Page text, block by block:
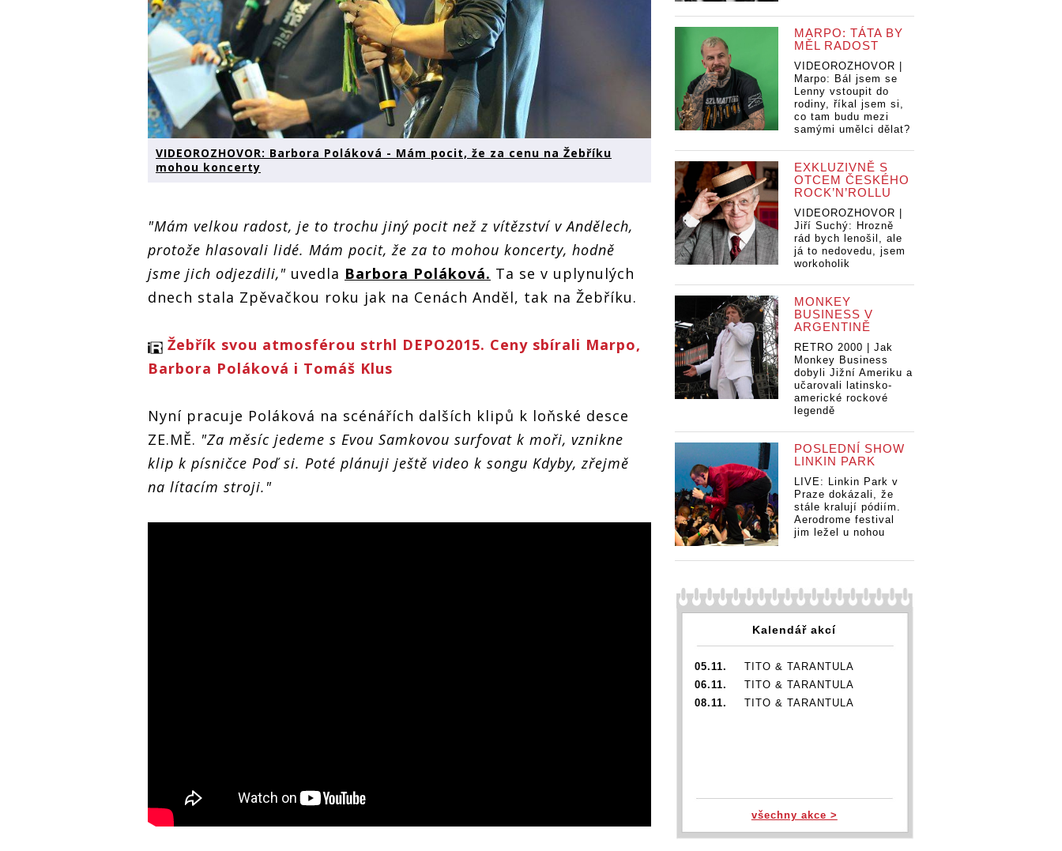
VIDEOROZHOVOR: Barbora Poláková - Mám pocit, že za cenu na Žebříku
mohou koncerty
"Mám velkou radost, je to trochu jiný pocit než z vítězství v Andělech,
protože hlasovali lidé. Mám pocit, že za to mohou koncerty, hodně
jsme jich odjezdili," uvedla Barbora Poláková. Ta se v uplynulých
dnech stala Zpěvačkou roku jak na Cenách Anděl, tak na Žebříku.
Žebřík svou atmosférou strhl DEPO2015. Ceny sbírali Marpo,
Barbora Poláková i Tomáš Klus
Nyní pracuje Poláková na scénářích dalších klipů k loňské desce
ZE.MĚ. "Za měsíc jedeme s Evou Samkovou surfovat k moři, vznikne
klip k písničce Poď si. Poté plánuji ještě video k songu Kdyby, zřejmě
na lítacím stroji."
MARPO: TÁTA BY
MĚL RADOST
VIDEOROZHOVOR |
Marpo: Bál jsem se
Lenny vstoupit do
rodiny, říkal jsem si,
co tam budu mezi
samými umělci dělat?
EXKLUZIVNĚ S
OTCEM ČESKÉHO
ROCK’N’ROLLU
VIDEOROZHOVOR |
Jiří Suchý: Hrozně
rád bych lenošil, ale
já to nedovedu, jsem
workoholik
MONKEY
BUSINESS V
ARGENTINĚ
RETRO 2000 | Jak
Monkey Business
dobyli Jižní Ameriku a
učarovali latinsko-
americké rockové
legendě
POSLEDNÍ SHOW
LINKIN PARK
LIVE: Linkin Park v
Praze dokázali, že
stále kralují pódiím.
Aerodrome festival
jim ležel u nohou
Kalendář akcí
05.11.
TITO & TARANTULA
06.11.
TITO & TARANTULA
08.11.
TITO & TARANTULA
všechny akce >